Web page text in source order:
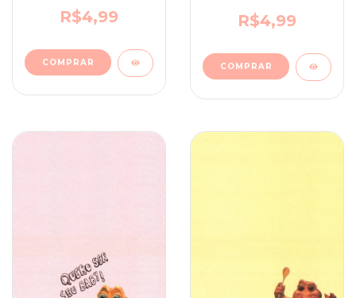
R$4,99 R$4,99